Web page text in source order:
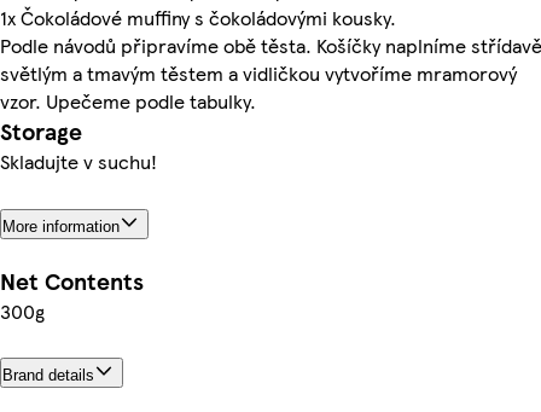
1x Čokoládové muffiny s čokoládovými kousky.
Podle návodů připravíme obě těsta. Košíčky naplníme střídavě
světlým a tmavým těstem a vidličkou vytvoříme mramorový
vzor. Upečeme podle tabulky.
Storage
Skladujte v suchu!
More information
Net Contents
300g
Brand details